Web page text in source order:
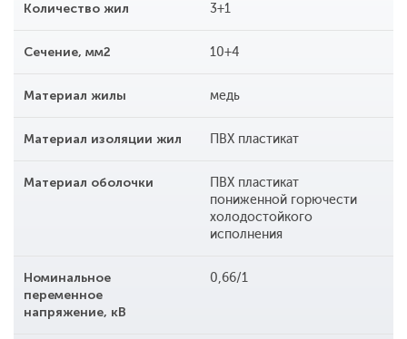
Количество жил 3+1
Сечение, мм2 10+4
Материал жилы медь
Материал изоляции жил ПВХ пластикат
Материал оболочки
ПВХ пластикат
пониженной горючести
холодостойкого
исполнения
Номинальное
переменное
напряжение, кВ
0,66/1